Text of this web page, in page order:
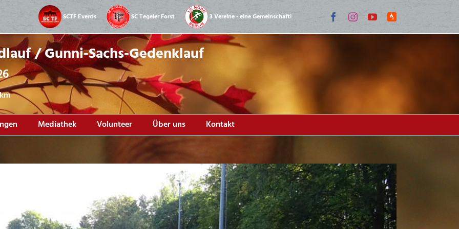
SCTF Events SC Tegeler Forst 3 Vereine - eine Gemeinschaft! FacebookInstagram
YouTube
Strava
Community
/ Gunni-Sachs-Gedenklauf
Mediathek Volunteer Über uns Kontakt